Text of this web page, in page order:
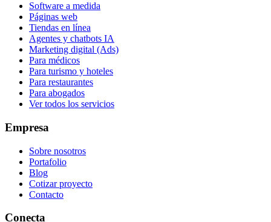
Software a medida
Páginas web
Tiendas en línea
Agentes y chatbots IA
Marketing digital (Ads)
Para médicos
Para turismo y hoteles
Para restaurantes
Para abogados
Ver todos los servicios
Empresa
Sobre nosotros
Portafolio
Blog
Cotizar proyecto
Contacto
Conecta